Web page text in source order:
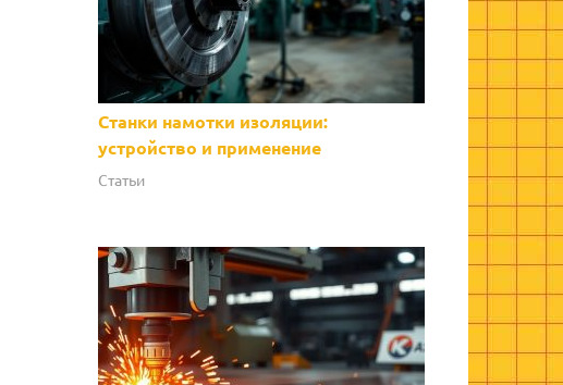
Станки намотки изоляции:
устройство и применение
Статьи